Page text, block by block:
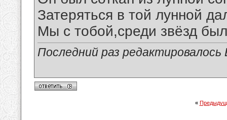
Затеряться в той лунной
Мы с тобой,среди звёзд
Последний раз
«